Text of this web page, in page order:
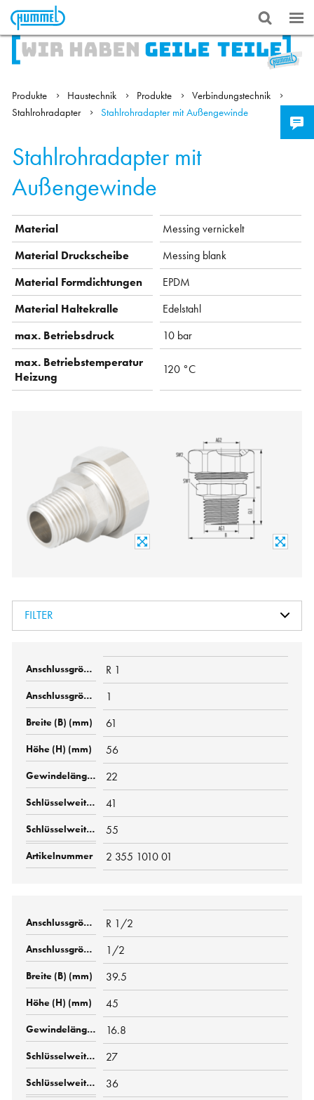
Produkte Haustechnik Produkte
Verbindungstechnik
Stahlrohradapter
Stahlrohradapter mit Außengewinde
Stahlrohradapter mit
Außengewinde
Material
Messing vernickelt
Material Druckscheibe
Messing blank
Material Formdichtungen
EPDM
Material Haltekralle
Edelstahl
max. Betriebsdruck
10 bar
max. Betriebstemperatur
Heizung
120 °C
FILTER
R 1
1
61
56
22
41
55
2 355 1010 01
R 1/2
1/2
39.5
45
16.8
27
36